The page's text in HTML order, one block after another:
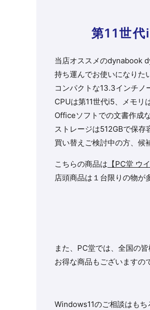
第11世
当店オススメのdynabook
持ち運んでお使いになりた
コンパクトな13.3インチノ
CPUは第11世代i5、メモリ
Officeソフトでの文書作成
ストレージは512GBで保存
買い替えご検討中の方、候
こちらの商品は 【PC堂 ウ
店頭商品は１台限りの物が
また、PC堂では、全国の
お得な商品もございますの
Windows11のご相談はもち